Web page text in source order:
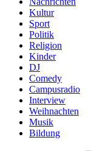
Kultur
Sport
Politik
Religion
Kinder
DJ
Comedy
Campusradio
Interview
Weihnachten
Musik
Bildung